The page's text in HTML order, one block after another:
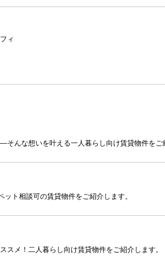
ィ
んな想いを叶える一人暮らし向け賃貸物件をご
ト相談可の賃貸物件をご紹介します。
メ！二人暮らし向け賃貸物件をご紹介します。